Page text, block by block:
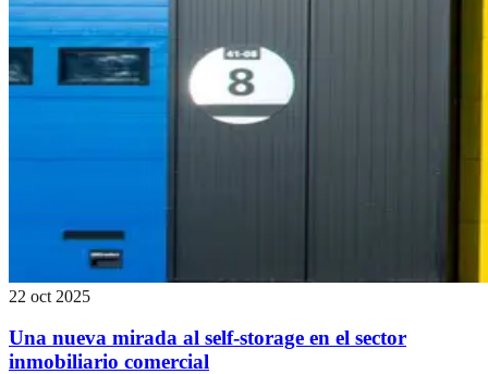
22 oct 2025
Una nueva mirada al self-storage en el sector
inmobiliario comercial